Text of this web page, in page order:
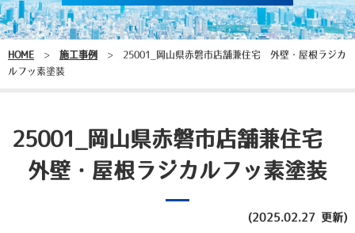
HOME > 施工事例 > 25001_岡山県赤磐市店舗兼住宅 外壁・屋根ラジカ
ルフッ素塗装
25001_岡山県赤磐市店舗兼住宅
外壁・屋根ラジカルフッ素塗装
(2025.02.27 更新)